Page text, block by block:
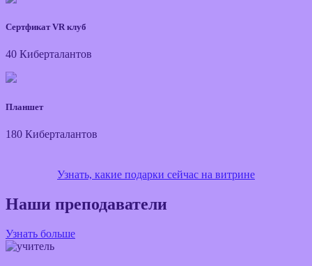
Сертфикат VR клуб
40 Киберталантов
Планшет
180 Киберталантов
Узнать, какие подарки сейчас на витрине
Наши преподаватели
Узнать больше